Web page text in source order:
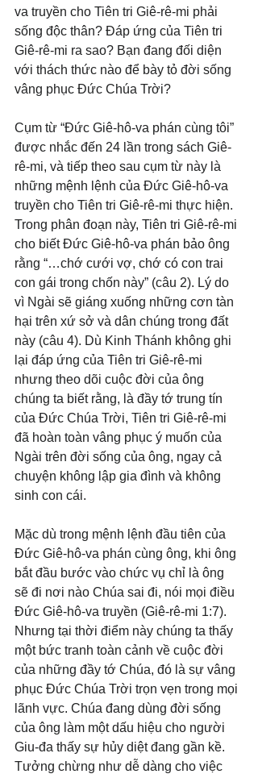
va truyền cho Tiên tri Giê-rê-mi phải
sống độc thân? Đáp ứng của Tiên tri
Giê-rê-mi ra sao? Bạn đang đối diện
với thách thức nào để bày tỏ đời sống
vâng phục Đức Chúa Trời?
Cụm từ “Đức Giê-hô-va phán cùng tôi”
được nhắc đến 24 lần trong sách Giê-
rê-mi, và tiếp theo sau cụm từ này là
những mệnh lệnh của Đức Giê-hô-va
truyền cho Tiên tri Giê-rê-mi thực hiện.
Trong phân đoạn này, Tiên tri Giê-rê-mi
cho biết Đức Giê-hô-va phán bảo ông
rằng “…chớ cưới vợ, chớ có con trai
con gái trong chốn này” (câu 2). Lý do
vì Ngài sẽ giáng xuống những cơn tàn
hại trên xứ sở và dân chúng trong đất
này (câu 4). Dù Kinh Thánh không ghi
lại đáp ứng của Tiên tri Giê-rê-mi
nhưng theo dõi cuộc đời của ông
chúng ta biết rằng, là đầy tớ trung tín
của Đức Chúa Trời, Tiên tri Giê-rê-mi
đã hoàn toàn vâng phục ý muốn của
Ngài trên đời sống của ông, ngay cả
chuyện không lập gia đình và không
sinh con cái.
Mặc dù trong mệnh lệnh đầu tiên của
Đức Giê-hô-va phán cùng ông, khi ông
bắt đầu bước vào chức vụ chỉ là ông
sẽ đi nơi nào Chúa sai đi, nói mọi điều
Đức Giê-hô-va truyền (Giê-rê-mi 1:7).
Nhưng tại thời điểm này chúng ta thấy
một bức tranh toàn cảnh về cuộc đời
của những đầy tớ Chúa, đó là sự vâng
phục Đức Chúa Trời trọn vẹn trong mọi
lãnh vực. Chúa đang dùng đời sống
của ông làm một dấu hiệu cho người
Giu-đa thấy sự hủy diệt đang gần kề.
Tưởng chừng như dễ dàng cho việc